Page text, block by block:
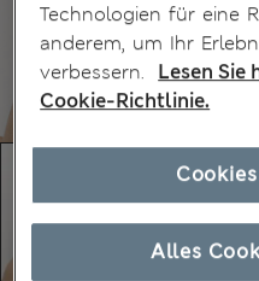
Technologien für eine
anderem, um Ihr
verbessern.
Lesen Sie
Cookie-Richtlinie.
Alles